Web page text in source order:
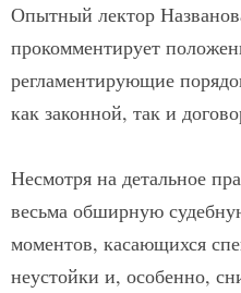
Опытный лектор
прокомментирует
регламентирующие
как законной, так и
Несмотря на детальное
весьма обширную
моментов, касающихся
неустойки и, особенно,